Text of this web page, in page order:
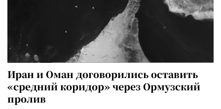
Иран и Оман договорились оставить
«средний коридор» через Ормузский
пролив